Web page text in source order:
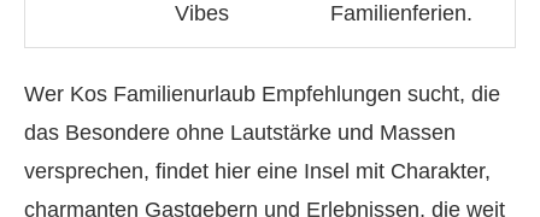
Vibes
Familienferien.
Wer Kos Familienurlaub Empfehlungen sucht, die
das Besondere ohne Lautstärke und Massen
versprechen, findet hier eine Insel mit Charakter,
charmanten Gastgebern und Erlebnissen, die weit